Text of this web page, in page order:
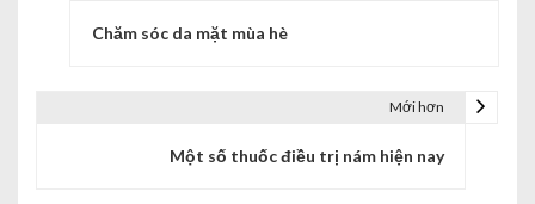
Chăm sóc da mặt mùa hè
Mới hơn
Một số thuốc điều trị nám hiện nay